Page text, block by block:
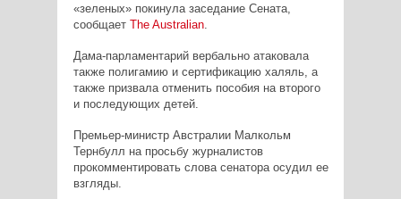
«зеленых» покинула заседание Сената,
сообщает The Australian.
Дама-парламентарий вербально атаковала
также полигамию и сертификацию халяль, а
также призвала отменить пособия на второго
и последующих детей.
Премьер-министр Австралии Малкольм
Тернбулл на просьбу журналистов
прокомментировать слова сенатора осудил ее
взгляды.